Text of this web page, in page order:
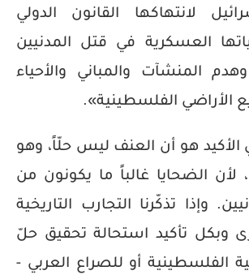
لانتهاكها القانون الدولي
العسكرية في قتل المدنيين
المنشآت والمباني والأحياء
الأراضي الفلسطينية».
الأكيد هو أن العنف ليس حلّاً، وهو
لأن الضحايا غالباً ما يكونون من
وإذا تذكّرنا التجارب التاريخية
وبكل تأكيد استحالة تحقيق حلّ
أو للصراع العربي -